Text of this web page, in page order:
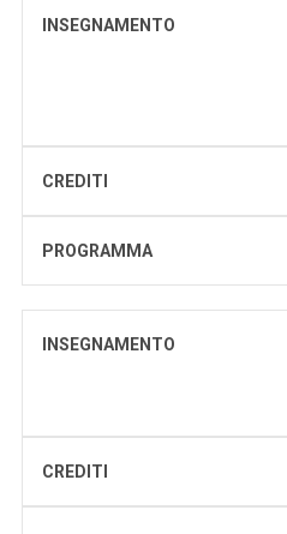
INSEGNAMENTO
CREDITI
PROGRAMMA
INSEGNAMENTO
CREDITI